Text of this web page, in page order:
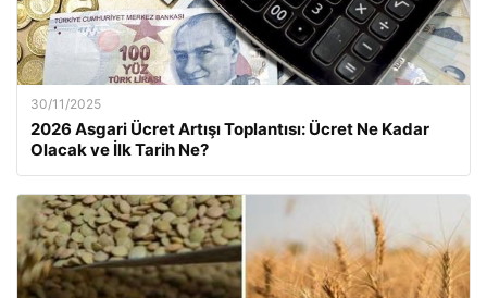
30/11/2025
2026 Asgari Ücret Artışı Toplantısı: Ücret Ne Kadar
Olacak ve İlk Tarih Ne?